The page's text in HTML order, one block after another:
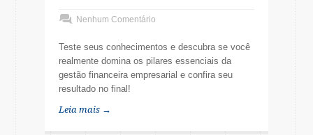
Nenhum Comentário
Teste seus conhecimentos e descubra se você
realmente domina os pilares essenciais da
gestão financeira empresarial e confira seu
resultado no final!
Leia mais →